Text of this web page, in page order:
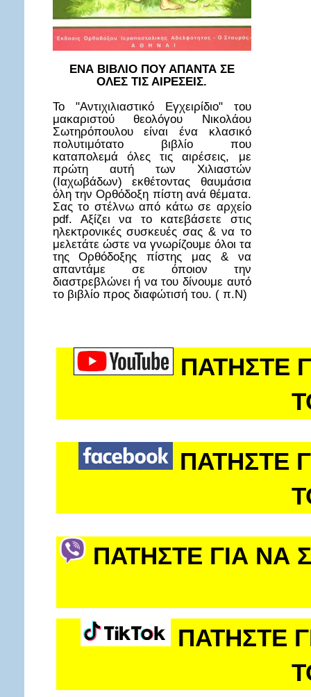
ΕΝΑ ΒΙΒΛΙΟ ΠΟΥ ΑΠΑΝΤΑ ΣΕ
ΟΛΕΣ ΤΙΣ ΑΙΡΕΣΕΙΣ.
Το "Αντιχιλιαστικό Εγχειρίδιο" του
μακαριστού θεολόγου Νικολάου
Σωτηρόπουλου είναι ένα κλασικό
πολυτιμότατο βιβλίο που
καταπολεμά όλες τις αιρέσεις, με
πρώτη αυτή των Χιλιαστών
(Ιαχωβάδων) εκθέτοντας θαυμάσια
όλη την Ορθόδοξη πίστη ανά θέματα.
Σας το στέλνω από κάτω σε αρχείο
pdf. Αξίζει να το κατεβάσετε στις
ηλεκτρονικές συσκευές σας & να το
μελετάτε ώστε να γνωρίζουμε όλοι τα
της Ορθόδοξης πίστης μας & να
απαντάμε σε όποιον την
διαστρεβλώνει ή να του δίνουμε αυτό
το βιβλίο προς διαφώτισή του. ( π.Ν)
ΠΑΤΗΣΤΕ
ΠΑΤΗΣΤΕ
ΠΑΤΗΣΤΕ ΓΙΑ ΝΑ
ΠΑΤΗΣΤΕ